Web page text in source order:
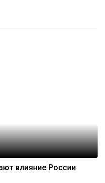
влияние России